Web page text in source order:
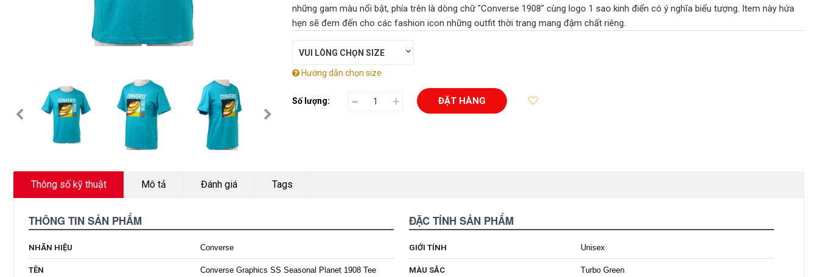
những gam màu nổi bật, phía trên là dòng chữ "Converse 1908" cùng logo 1 sao kinh điển có ý nghĩa biểu tượng. Item này hứa
hẹn sẽ đem đến cho các fashion icon những outfit thời trang mang đậm chất riêng.
Hướng dẫn chọn size
Số lượng: - + ĐẶT HÀNG
Thông số kỹ thuật Mô tả Đánh giá Tags
THÔNG TIN SẢN PHẨM
NHÃN HIỆU Converse
TÊN Converse Graphics SS Seasonal Planet 1908 Tee
ĐẶC TÍNH SẢN PHẨM
GIỚI TÍNH Unisex
MÀU SẮC Turbo Green